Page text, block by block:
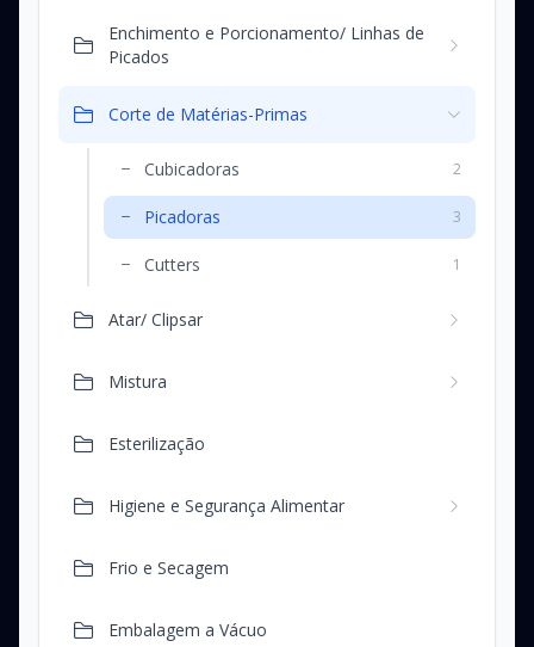
Enchimento e Porcionamento/ Linhas de
Picados
Corte de Matérias-Primas
Cubicadoras 2
Picadoras 3
Cutters 1
Atar/ Clipsar
Mistura
Esterilização
Higiene e Segurança Alimentar
Frio e Secagem
Embalagem a Vácuo